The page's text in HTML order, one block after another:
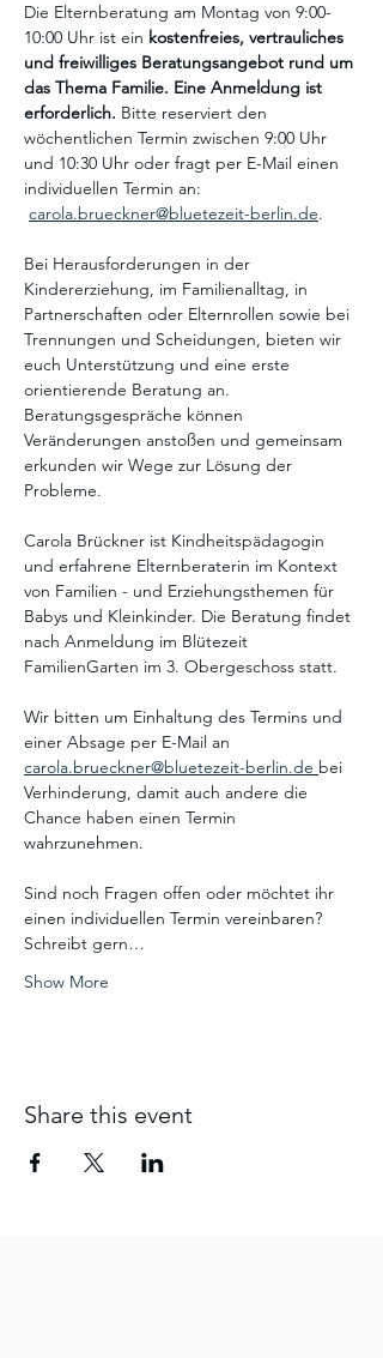
Die Elternberatung am Montag von 9:00-
10:00 Uhr ist ein kostenfreies, vertrauliches
und freiwilliges Beratungsangebot rund um
das Thema Familie. Eine Anmeldung ist
erforderlich. Bitte reserviert den
wöchentlichen Termin zwischen 9:00 Uhr
und 10:30 Uhr oder fragt per E-Mail einen
individuellen Termin an:
carola.brueckner@bluetezeit-berlin.de.
Bei Herausforderungen in der
Kindererziehung, im Familienalltag, in
Partnerschaften oder Elternrollen sowie bei
Trennungen und Scheidungen, bieten wir
euch Unterstützung und eine erste
orientierende Beratung an.
Beratungsgespräche können
Veränderungen anstoßen und gemeinsam
erkunden wir Wege zur Lösung der
Probleme.
Carola Brückner ist Kindheitspädagogin
und erfahrene Elternberaterin im Kontext
von Familien - und Erziehungsthemen für
Babys und Kleinkinder. Die Beratung findet
nach Anmeldung im Blütezeit
FamilienGarten im 3. Obergeschoss statt.
Wir bitten um Einhaltung des Termins und
einer Absage per E-Mail an
carola.brueckner@bluetezeit-berlin.de bei
Verhinderung, damit auch andere die
Chance haben einen Termin
wahrzunehmen.
Sind noch Fragen offen oder möchtet ihr
einen individuellen Termin vereinbaren?
Schreibt gern…
Show More
Share this event